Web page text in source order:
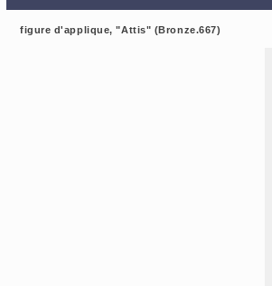
figure d'applique, "Attis" (Bronze.667)